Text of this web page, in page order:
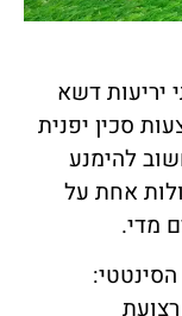
יריעות דשא
סכין יפנית
להימנע
אחת על
מדי.